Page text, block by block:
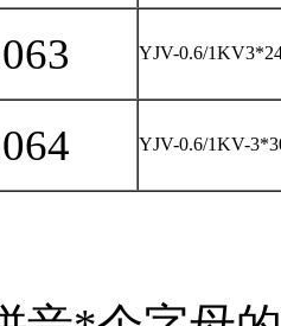
YJV-0.6/
YJV-0.6/1KV-